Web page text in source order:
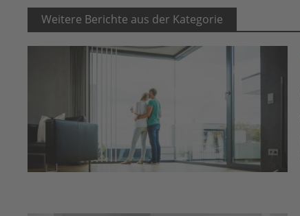
Weitere Berichte aus der Kategorie